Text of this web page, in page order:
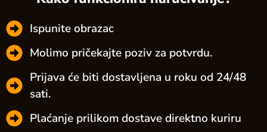
Ispunite obrazac
Molimo pričekajte poziv za potvrdu.
Prijava će biti dostavljena u roku od 24/48
sati.
Plaćanje prilikom dostave direktno kuriru